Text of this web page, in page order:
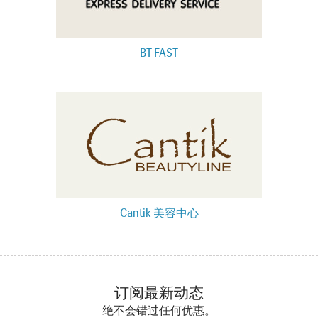
BT FAST
Cantik 美容中心
订阅最新动态
绝不会错过任何优惠。